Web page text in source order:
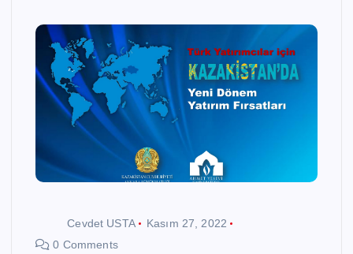
Cevdet USTA
Kasım 27, 2022
0 Comments